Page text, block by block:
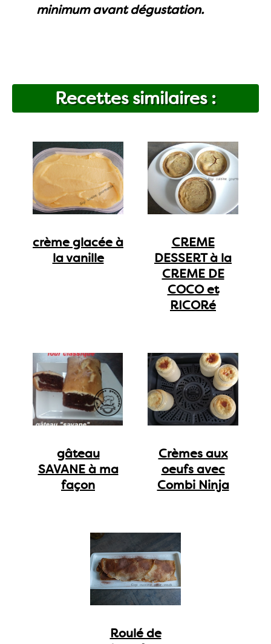
minimum avant dégustation.
Recettes similaires :
crème glacée à
la vanille
CREME
DESSERT à la
CREME DE
COCO et
RICORé
gâteau
SAVANE à ma
façon
Crèmes aux
oeufs avec
Combi Ninja
Roulé de